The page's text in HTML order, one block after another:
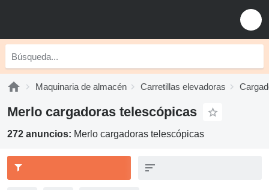
Maquinaria de almacén Carretillas elevadoras
Merlo cargadoras telescópicas
272 anuncios: Merlo cargadoras telescópicas